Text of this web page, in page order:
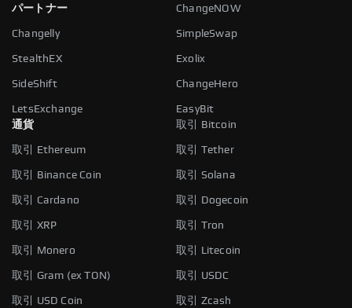
パートナー
ChangeNOW
Changelly SimpleSwap
StealthEX Exolix
SideShift ChangeHero
LetsExchange
EasyBit
通貨
取引 Bitcoin
取引 Ethereum 取引 Tether
取引 Binance Coin 取引 Solana
取引 Cardano 取引 Dogecoin
取引 XRP 取引 Tron
取引 Monero 取引 Litecoin
取引 Gram (ex TON) 取引 USDC
取引 USD Coin 取引 Zcash